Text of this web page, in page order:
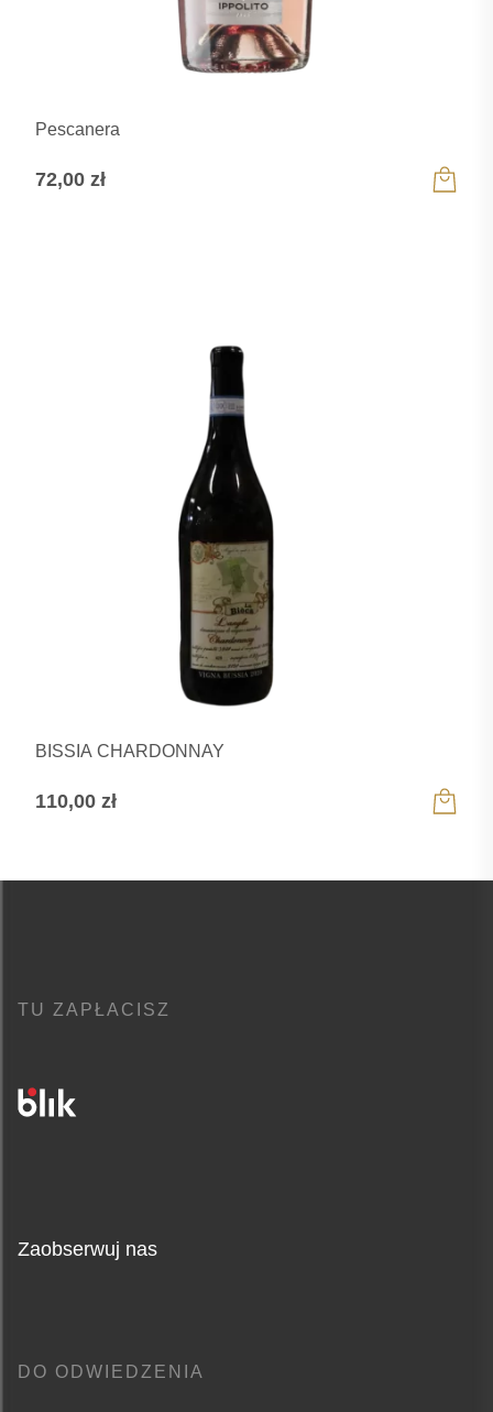
Pescanera
72,00 zł
BISSIA CHARDONNAY
110,00 zł
TU ZAPŁACISZ
Zaobserwuj nas
DO ODWIEDZENIA